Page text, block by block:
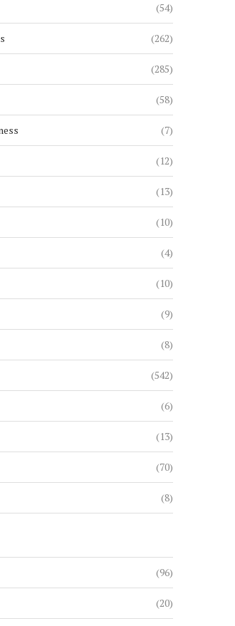
(54)
(262)
(285)
(58)
(7)
(12)
(13)
(10)
(4)
(10)
(9)
(8)
(542)
(6)
(13)
(70)
(8)
(96)
(20)